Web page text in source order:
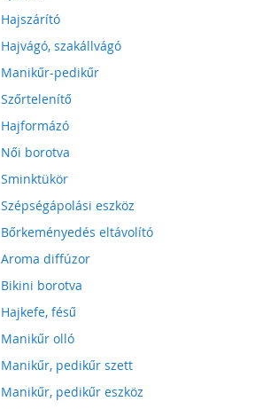
Hajszárító
Hajvágó, szakállvágó
Manikűr-pedikűr
Szőrtelenítő
Hajformázó
Női borotva
Sminktükör
Szépségápolási eszköz
Bőrkeményedés eltávolító
Aroma diffúzor
Bikini borotva
Hajkefe, fésű
Manikűr olló
Manikűr, pedikűr szett
Manikűr, pedikűr eszköz